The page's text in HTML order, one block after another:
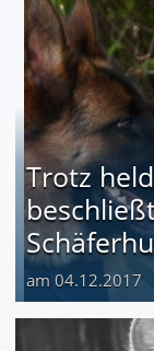
Trotz
am 04.12.2017